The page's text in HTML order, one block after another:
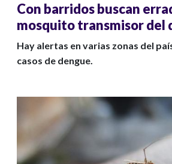
Con barridos buscan
mosquito transmisor del
Hay alertas en varias zonas del
casos de dengue.